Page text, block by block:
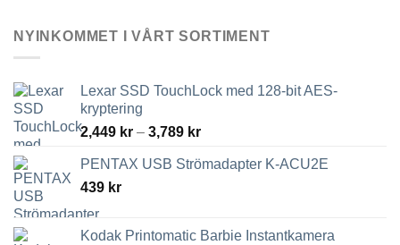
NYINKOMMET I VÅRT SORTIMENT
Lexar SSD TouchLock med 128-bit AES-
kryptering
2,449 kr – 3,789 krPrisintervall:
till
PENTAX USB Strömadapter K-ACU2E
439 kr
Kodak Printomatic Barbie Instantkamera